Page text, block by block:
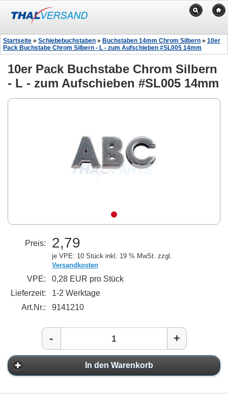
Startseite » Schiebebuchstaben » Buchstaben 14mm Chrom Silbern » 10er
Pack Buchstabe Chrom Silbern - L - zum Aufschieben #SL005 14mm
10er Pack Buchstabe Chrom Silbern
- L - zum Aufschieben #SL005 14mm
Preis: 2,79
je VPE: 10 Stück inkl. 19 % MwSt. zzgl.
Versandkosten
VPE:
0,28 EUR pro Stück
Lieferzeit:
1-2 Werktage
Art.Nr.:
9141210
- +
In den Warenkorb